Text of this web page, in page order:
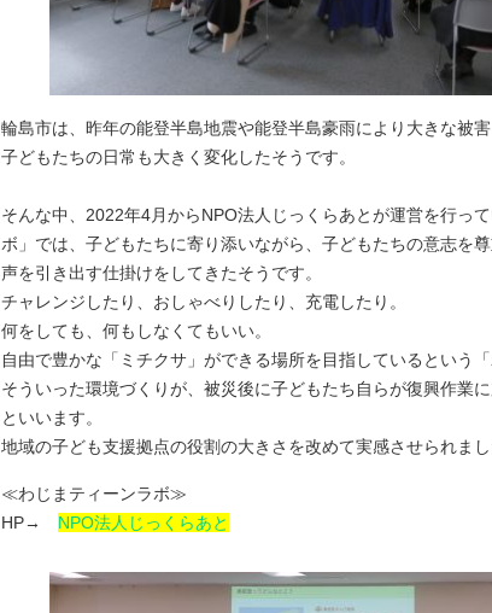
輪島市は、昨年の能登半島地震や能登半島豪雨により大きな被害
子どもたちの日常も大きく変化したそうです。
そんな中、2022年4月からNPO法人じっくらあとが運営を行っ
ボ」では、子どもたちに寄り添いながら、子どもたちの意志を
声を引き出す仕掛けをしてきたそうです。
チャレンジしたり、おしゃべりしたり、充電したり。
何をしても、何もしなくてもいい。
自由で豊かな「ミチクサ」ができる場所を目指しているという「
そういった環境づくりが、被災後に子どもたち自らが復興作業
といいます。
地域の子ども支援拠点の役割の大きさを改めて実感させられまし
≪わじまティーンラボ≫
HP→ NPO法人じっくらあと